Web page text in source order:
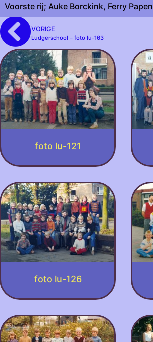
Voorste rij; Auke Borckink, Ferry Papen
VORIGE
Ludgerschool – foto lu-163
foto lu-121
foto lu-126